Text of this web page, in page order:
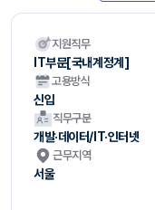
지원직무
IT부문[국내계정계]
고용방식
신입
직무구분
개발·데이터/IT·인터넷
근무지역
서울